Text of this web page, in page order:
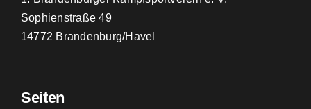
Sophienstraße 49
14772 Brandenburg/Havel
Seiten